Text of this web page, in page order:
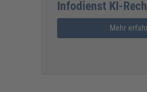
Infodienst KI-
Mehr